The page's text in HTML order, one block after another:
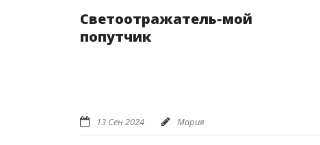
Светоотражатель-мой
попутчик
13 Сен 2024 Мария